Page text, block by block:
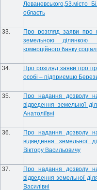
Леваневського,53,місто
область
33.
Про розгляд заяви про
земельною ділянкою
комерційного банку
34.
Про розгляд заяви про
особі – підприємцю
35.
Про надання дозволу
відведення земельної
Анатоліївні
36.
Про надання дозволу
відведення земельної
Віктору Васильовичу
37.
Про надання дозволу
відведення земельної
Василівні